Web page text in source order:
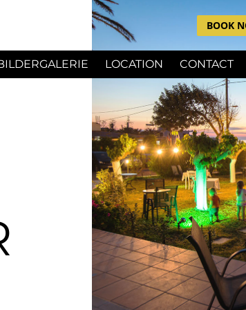
BOOK
LOCATION CONTACT